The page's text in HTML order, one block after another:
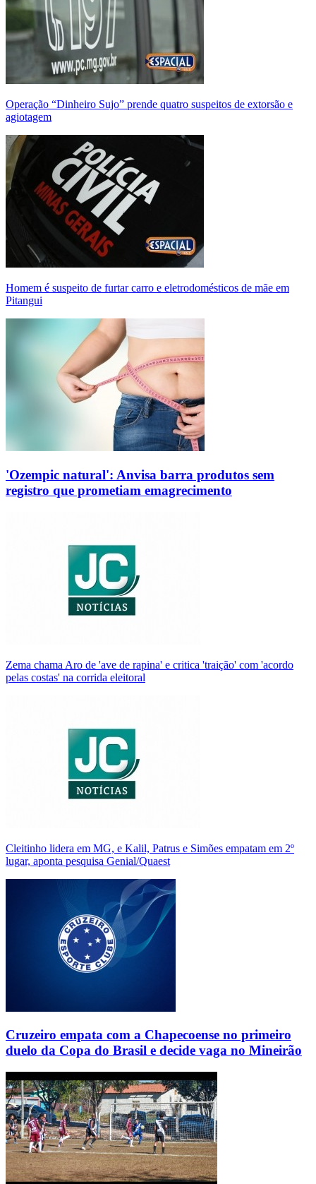
Operação “Dinheiro Sujo” prende quatro suspeitos de extorsão e
agiotagem
Homem é suspeito de furtar carro e eletrodomésticos de mãe em
Pitangui
'Ozempic natural': Anvisa barra produtos sem
registro que prometiam emagrecimento
Zema chama Aro de 'ave de rapina' e critica 'traição' com 'acordo
pelas costas' na corrida eleitoral
Cleitinho lidera em MG, e Kalil, Patrus e Simões empatam em 2º
lugar, aponta pesquisa Genial/Quaest
Cruzeiro empata com a Chapecoense no primeiro
duelo da Copa do Brasil e decide vaga no Mineirão